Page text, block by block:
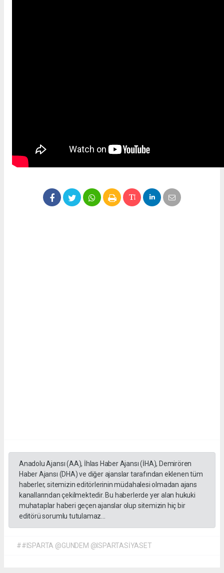
Anadolu Ajansı (AA), İhlas Haber Ajansı (İHA), Demirören
Haber Ajansı (DHA) ve diğer ajanslar tarafından eklenen tüm
haberler, sitemizin editörlerinin müdahalesi olmadan ajans
kanallarından çekilmektedir. Bu haberlerde yer alan hukuki
muhataplar haberi geçen ajanslar olup sitemizin hiç bir
editörü sorumlu tutulamaz...
##ISPARTA @GUNDEM @ISPARTASİYASET